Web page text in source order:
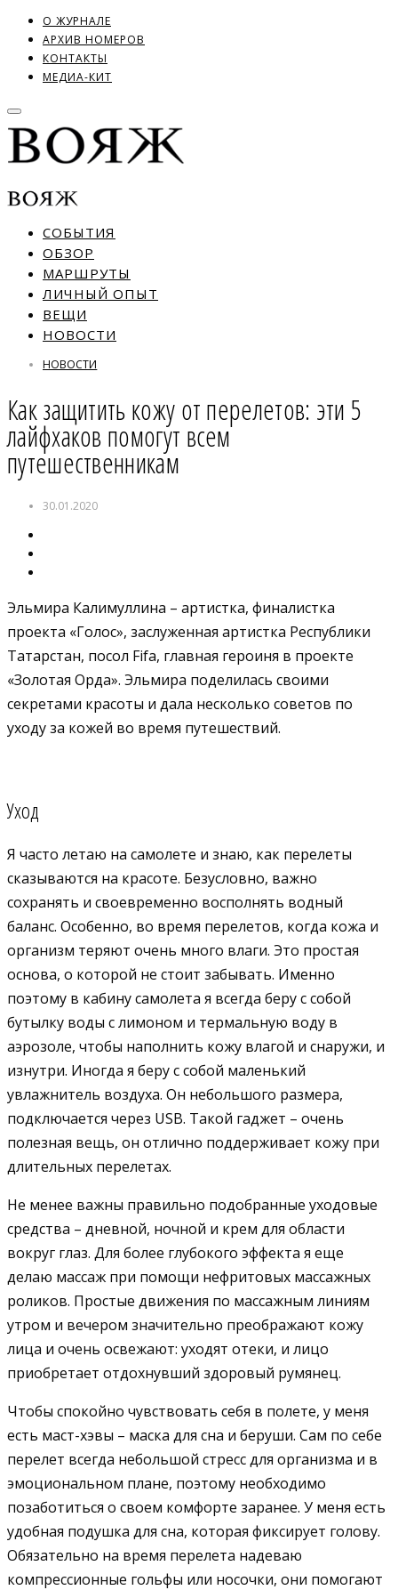
О ЖУРНАЛЕ
АРХИВ НОМЕРОВ
КОНТАКТЫ
МЕДИА-КИТ
СОБЫТИЯ
ОБЗОР
МАРШРУТЫ
ЛИЧНЫЙ ОПЫТ
ВЕЩИ
НОВОСТИ
НОВОСТИ
Как защитить кожу от перелетов: эти 5
лайфхаков помогут всем
путешественникам
30.01.2020
Эльмира Калимуллина – артистка, финалистка
проекта «Голос», заслуженная артистка Республики
Татарстан, посол Fifa, главная героиня в проекте
«Золотая Орда». Эльмира поделилась своими
секретами красоты и дала несколько советов по
уходу за кожей во время путешествий.
Уход
Я часто летаю на самолете и знаю, как перелеты
сказываются на красоте. Безусловно, важно
сохранять и своевременно восполнять водный
баланс. Особенно, во время перелетов, когда кожа и
организм теряют очень много влаги. Это простая
основа, о которой не стоит забывать. Именно
поэтому в кабину самолета я всегда беру с собой
бутылку воды с лимоном и термальную воду в
аэрозоле, чтобы наполнить кожу влагой и снаружи, и
изнутри. Иногда я беру с собой маленький
увлажнитель воздуха. Он небольшого размера,
подключается через USB. Такой гаджет – очень
полезная вещь, он отлично поддерживает кожу при
длительных перелетах.
Не менее важны правильно подобранные уходовые
средства – дневной, ночной и крем для области
вокруг глаз. Для более глубокого эффекта я еще
делаю массаж при помощи нефритовых массажных
роликов. Простые движения по массажным линиям
утром и вечером значительно преображают кожу
лица и очень освежают: уходят отеки, и лицо
приобретает отдохнувший здоровый румянец.
Чтобы спокойно чувствовать себя в полете, у меня
есть маст-хэвы – маска для сна и беруши. Сам по себе
перелет всегда небольшой стресс для организма и в
эмоциональном плане, поэтому необходимо
позаботиться о своем комфорте заранее. У меня есть
удобная подушка для сна, которая фиксирует голову.
Обязательно на время перелета надеваю
компрессионные гольфы или носочки, они помогают